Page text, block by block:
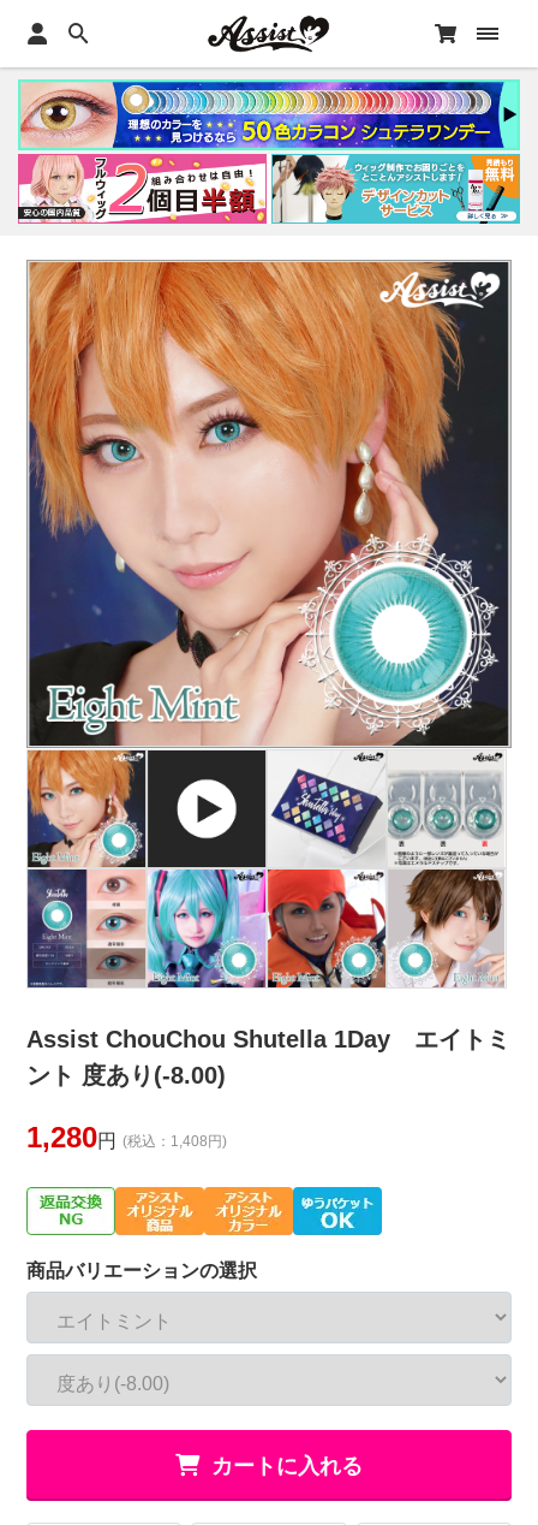
Assist ChouChou Shutella 1Day エイトミ
ント 度あり(-8.00)
1,280円 (税込：1,408円)
商品バリエーションの選択
カートに入れる